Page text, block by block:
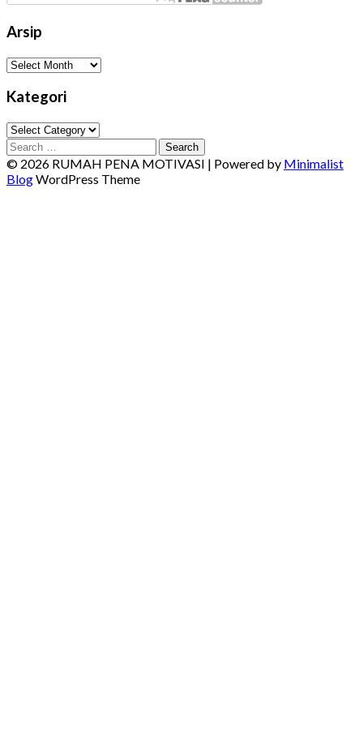
Arsip
Arsip
Kategori
Kategori
Search
for:
© 2026 RUMAH PENA MOTIVASI | Powered by Minimalist
BlogWordPress Theme